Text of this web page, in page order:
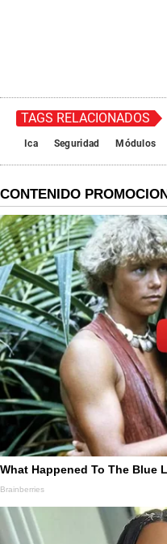
TAGS RELACIONADOS
Ica Seguridad Módulos